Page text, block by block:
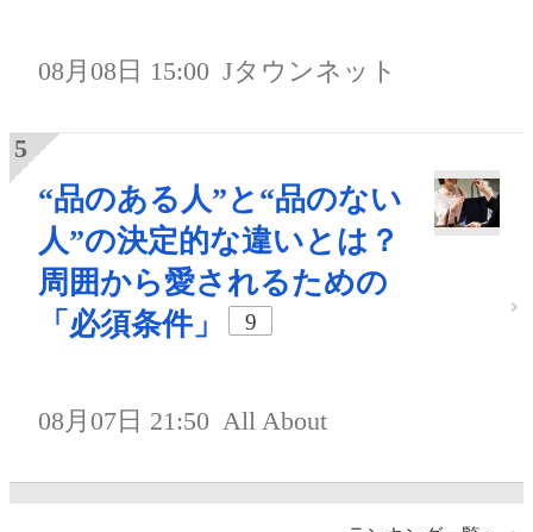
08月08日 15:00 Jタウンネット
“品のある人”と“品のない
人”の決定的な違いとは？
周囲から愛されるための
「必須条件」
9
08月07日 21:50 All About